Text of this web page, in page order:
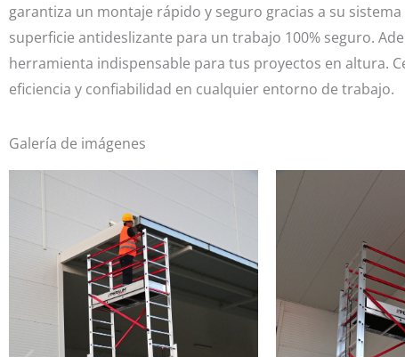
garantiza un montaje rápido y seguro gracias a su
superficie antideslizante para un trabajo 100% seguro.
herramienta indispensable para tus proyectos en altura.
eficiencia y confiabilidad en cualquier entorno de trabajo.
Galería de imágenes